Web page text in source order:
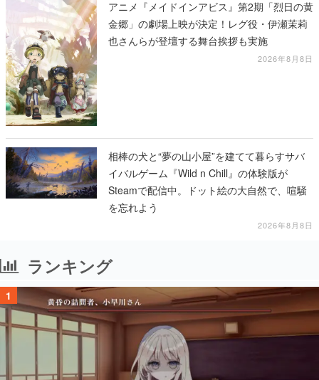
アニメ『メイドインアビス』第2期「烈日の黄
金郷」の劇場上映が決定！レグ役・伊瀬茉莉
也さんらが登壇する舞台挨拶も実施
2026年8月8日
相棒の犬と“夢の山小屋”を建てて暮らすサバ
イバルゲーム『Wild n Chill』の体験版が
Steamで配信中。ドット絵の大自然で、喧騒
を忘れよう
2026年8月8日
ランキング
1